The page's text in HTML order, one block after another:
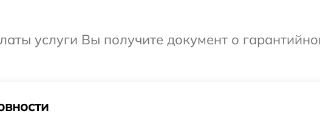
услуги Вы получите документ о